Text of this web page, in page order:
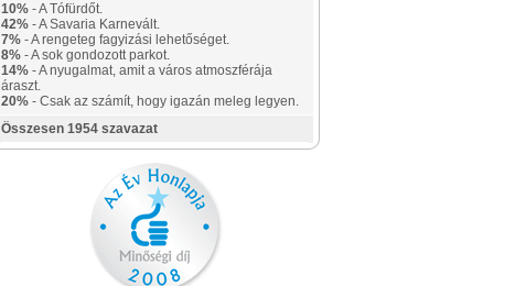
10% - A Tófürdőt.
42% - A Savaria Karnevált.
7% - A rengeteg fagyizási lehetőséget.
8% - A sok gondozott parkot.
14% - A nyugalmat, amit a város atmoszférája
áraszt.
20% - Csak az számít, hogy igazán meleg legyen.
Összesen 1954 szavazat